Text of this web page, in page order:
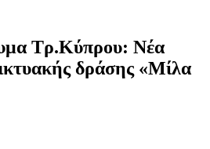
Τρ.Κύπρου: Νέα
δράσης «Μίλα